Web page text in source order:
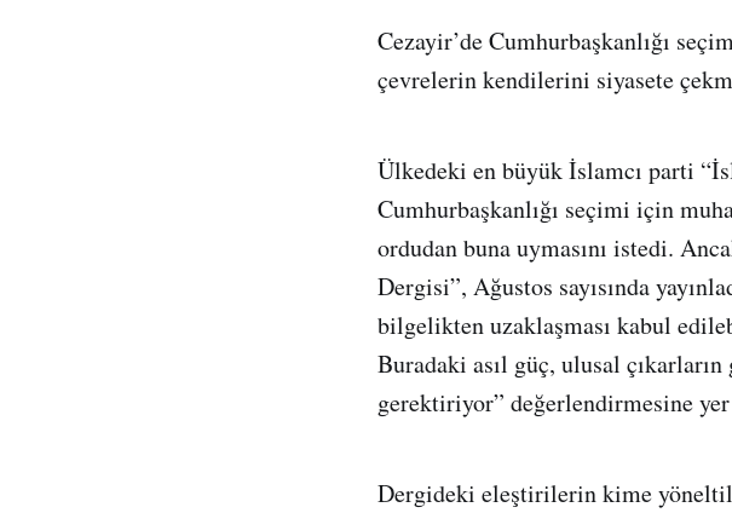
Cezayir’de Cumhurbaşkanlığı
çevrelerin kendilerini siyasete
Ülkedeki en büyük İslamcı parti
Cumhurbaşkanlığı seçimi için
ordudan buna uymasını istedi.
Dergisi”, Ağustos sayısında
bilgelikten uzaklaşması kabul
Buradaki asıl güç, ulusal
gerektiriyor” değerlendirmesine
Dergideki eleştirilerin kime